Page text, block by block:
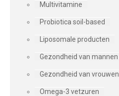
Multivitamine
Probiotica soil-based
Liposomale producten
Gezondheid van mannen
Gezondheid van vrouwen
Omega-3 vetzuren